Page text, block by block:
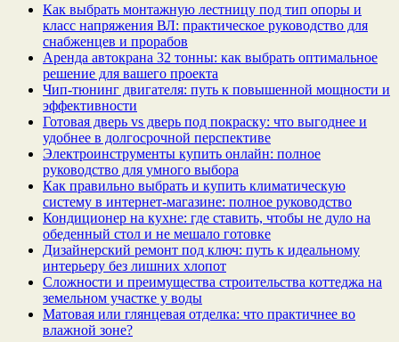
Как выбрать монтажную лестницу под тип опоры и
класс напряжения ВЛ: практическое руководство для
снабженцев и прорабов
Аренда автокрана 32 тонны: как выбрать оптимальное
решение для вашего проекта
Чип‑тюнинг двигателя: путь к повышенной мощности и
эффективности
Готовая дверь vs дверь под покраску: что выгоднее и
удобнее в долгосрочной перспективе
Электроинструменты купить онлайн: полное
руководство для умного выбора
Как правильно выбрать и купить климатическую
систему в интернет‑магазине: полное руководство
Кондиционер на кухне: где ставить, чтобы не дуло на
обеденный стол и не мешало готовке
Дизайнерский ремонт под ключ: путь к идеальному
интерьеру без лишних хлопот
Сложности и преимущества строительства коттеджа на
земельном участке у воды
Матовая или глянцевая отделка: что практичнее во
влажной зоне?